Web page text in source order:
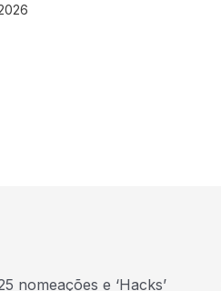
nomeações e ‘Hacks’